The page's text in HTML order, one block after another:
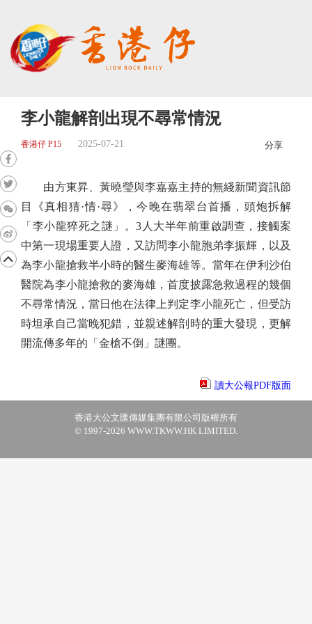
李小龍解剖出現不尋常情況
香港仔 P15 2025-07-21 分享
由方東昇、黃曉瑩與李嘉嘉主持的無綫新聞資訊節
目《真相猜·情·尋》，今晚在翡翠台首播，頭炮拆解
「李小龍猝死之謎」。3人大半年前重啟調查，接觸案
中第一現場重要人證，又訪問李小龍胞弟李振輝，以及
為李小龍搶救半小時的醫生麥海雄等。當年在伊利沙伯
醫院為李小龍搶救的麥海雄，首度披露急救過程的幾個
不尋常情況，當日他在法律上判定李小龍死亡，但受訪
時坦承自己當晚犯錯，並親述解剖時的重大發現，更解
開流傳多年的「金槍不倒」謎團。
讀大公報PDF版面
香港大公文匯傳媒集團有限公司版權所有
© 1997-2026 WWW.TKWW.HK LIMITED.